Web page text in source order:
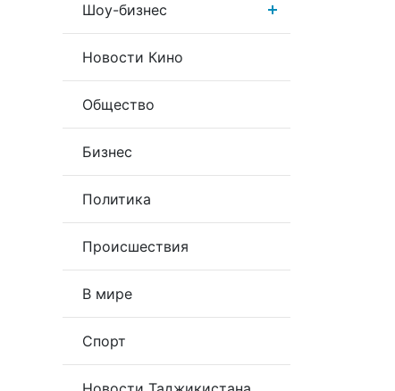
Шоу-бизнес
Новости Кино
Общество
Бизнес
Политика
Происшествия
В мире
Спорт